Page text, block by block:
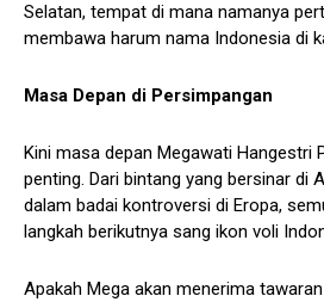
Selatan, tempat di mana namanya
membawa harum nama Indonesia di
Masa Depan di Persimpangan
Kini masa depan Megawati Hangestri
penting. Dari bintang yang bersinar di
dalam badai kontroversi di Eropa,
langkah berikutnya sang ikon voli
Apakah Mega akan menerima